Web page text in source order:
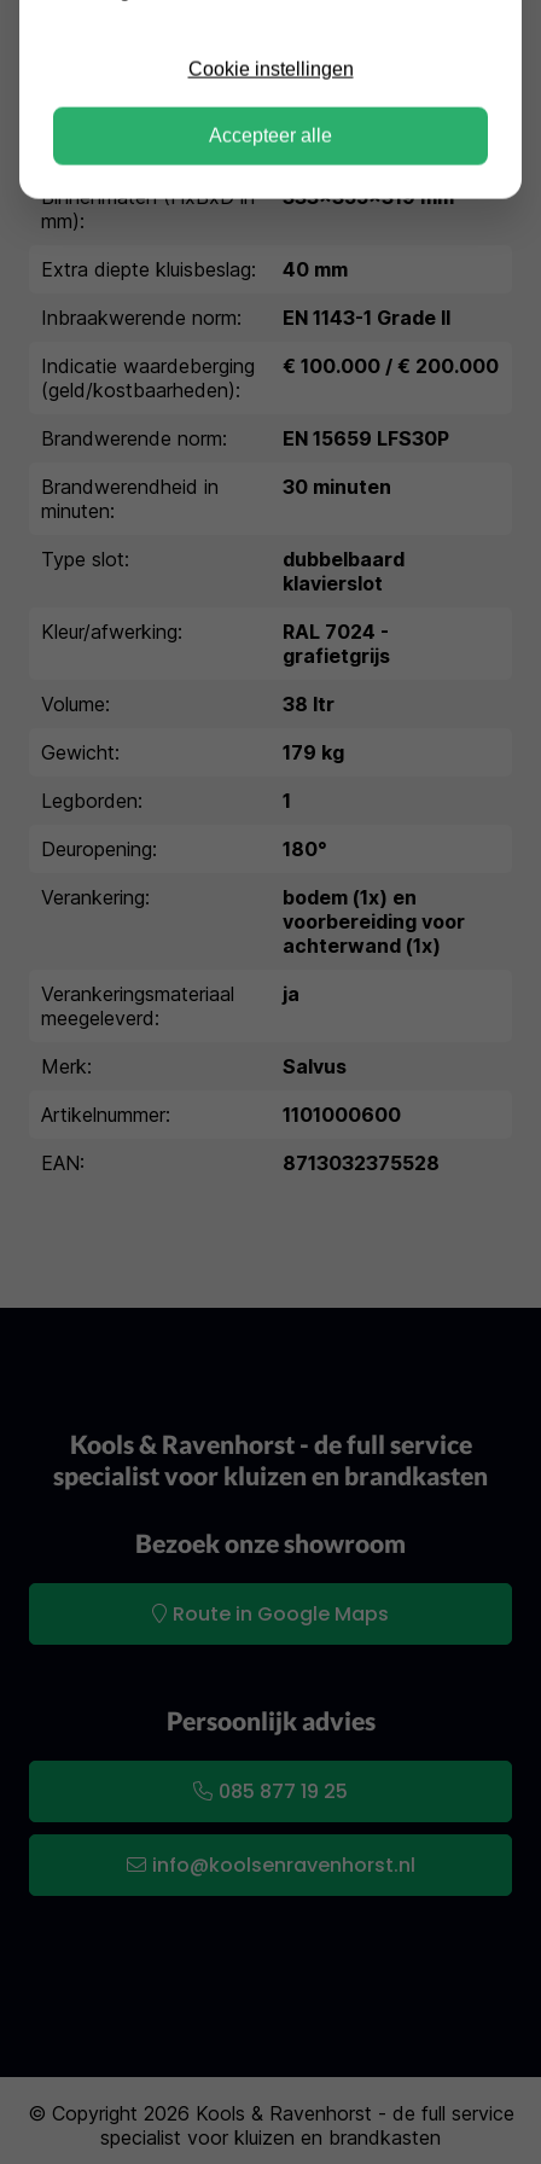
1 jaar garantie
Buitenmaten (HxBxD in
460x470x470 mm
Binnenmaten (HxBxD in
mm):
333x355x319 mm
Extra diepte kluisbeslag:
40 mm
Inbraakwerende norm:
EN 1143-1 Grade II
Indicatie waardeberging
(geld/kostbaarheden):
€ 100.000 / € 200.000
Brandwerende norm:
EN 15659 LFS30P
Brandwerendheid in
minuten:
30 minuten
Type slot:
dubbelbaard
klavierslot
Kleur/afwerking:
RAL 7024 -
grafietgrijs
Volume:
38 ltr
Gewicht:
179 kg
Legborden:
1
Deuropening:
180°
Verankering:
bodem (1x) en
voorbereiding voor
achterwand (1x)
Verankeringsmateriaal
meegeleverd:
ja
Merk:
Salvus
Artikelnummer:
1101000600
EAN:
8713032375528
Kools & Ravenhorst - de full service
specialist voor kluizen en brandkasten
Bezoek onze showroom
Route in Google Maps
Persoonlijk advies
085 877 19 25
info@koolsenravenhorst.nl
© Copyright 2026 Kools & Ravenhorst - de full service
specialist voor kluizen en brandkasten
Cookie instellingen
Accepteer alle